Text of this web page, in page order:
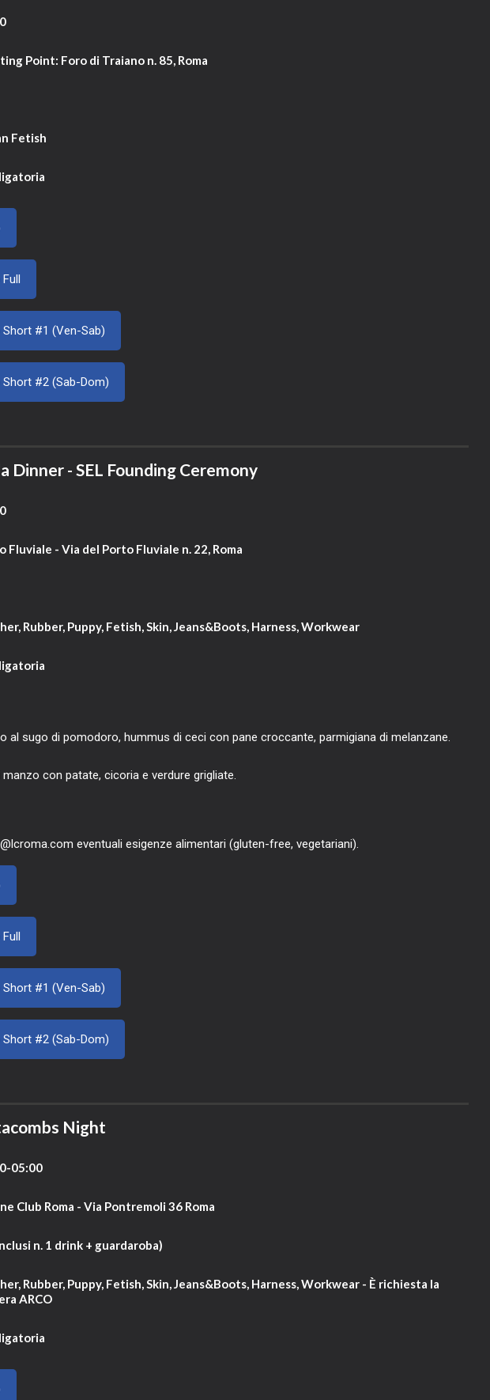
Point: Foro di Traiano n. 85, Roma
Fetish
#1 (Ven-Sab)
#2 (Sab-Dom)
Dinner - SEL Founding Ceremony
Fluviale - Via del Porto Fluviale n. 22, Roma
Rubber, Puppy, Fetish, Skin, Jeans&Boots, Harness, Workwear
al sugo di pomodoro, hummus di ceci con pane croccante, parmigiana di melanzane.
manzo con patate, cicoria e verdure grigliate.
eventuali esigenze alimentari (gluten-free, vegetariani).
#1 (Ven-Sab)
#2 (Sab-Dom)
Night
05:00
Club Roma - Via Pontremoli 36 Roma
n. 1 drink + guardaroba)
Rubber, Puppy, Fetish, Skin, Jeans&Boots, Harness, Workwear - È richiesta la
ARCO